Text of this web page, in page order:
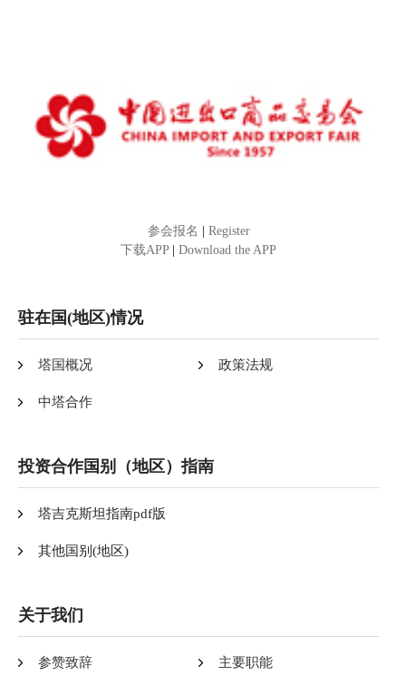
参会报名
Register
下载APP
Download the APP
驻在国(地区)情况
塔国概况 政策法规
中塔合作
投资合作国别（地区）指南
塔吉克斯坦指南pdf版
其他国别(地区)
关于我们
参赞致辞 主要职能